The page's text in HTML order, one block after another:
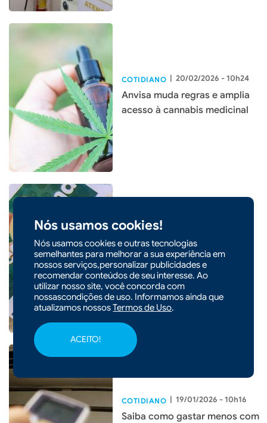
Nós usamos cookies!
Nós usamos cookies e outras tecnologias
semelhantes para melhorar a sua experiência em
nossos serviços,personalizar publicidades e
recomendar conteúdos de seu interesse. Ao
utilizar nosso site, você concorda com
nossascondições de uso. Informamos ainda que
atualizamos nossosTermos de Uso.
ACEITO!
COTIDIANO | 20/02/2026 - 10h24
Anvisa muda regras e amplia
acesso à cannabis medicinal
COTIDIANO
Prêmio de R$ 63 milhões da
Mega-Sena será sorteado
neste sábado
COTIDIANO | 19/01/2026 - 10h16
Saiba como gastar menos com